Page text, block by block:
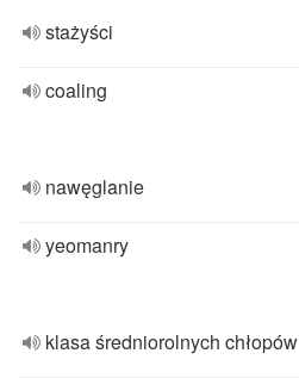
stażyści
coaling
nawęglanie
yeomanry
klasa średniorolnych chłopów